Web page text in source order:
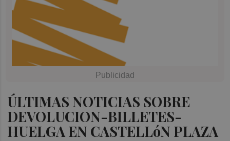
ÚLTIMAS NOTICIAS SOBRE
DEVOLUCION-BILLETES-
HUELGA EN CASTELLóN PLAZA